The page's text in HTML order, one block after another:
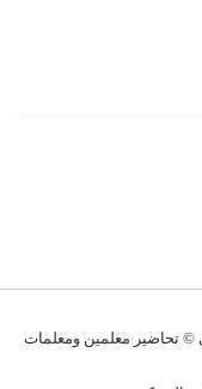
© تحاضير معلمين ومعلمات